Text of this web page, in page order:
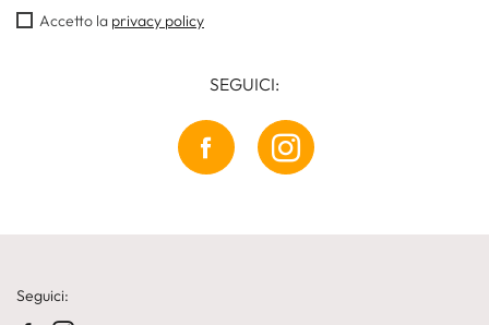
Accetto la privacy policy
SEGUICI:
Seguici: